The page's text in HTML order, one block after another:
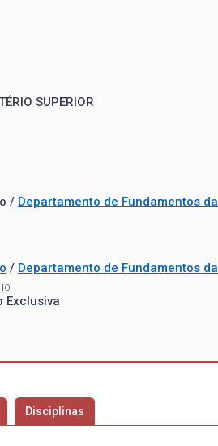
SUPERIOR
/ Departamento de Fundamentos
/ Departamento de Fundamentos
Exclusiva
Disciplinas